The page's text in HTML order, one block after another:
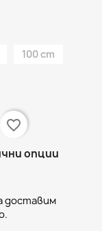
100 cm
favorite_border
опции
доставим